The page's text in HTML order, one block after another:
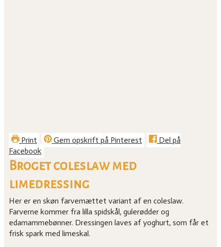
Print Gem opskrift på Pinterest
Del på
Facebook
Broget coleslaw med
limedressing
Her er en skøn farvemættet variant af en coleslaw.
Farverne kommer fra lilla spidskål, gulerødder og
edamammebønner. Dressingen laves af yoghurt, som får et
frisk spark med limeskal.